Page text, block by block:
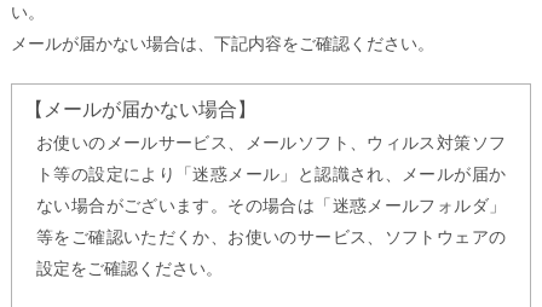
い。
メールが届かない場合は、下記内容をご確認ください。
【メールが届かない場合】
お使いのメールサービス、メールソフト、ウィルス対策ソフ
ト等の設定により「迷惑メール」と認識され、メールが届か
ない場合がございます。その場合は「迷惑メールフォルダ」
等をご確認いただくか、お使いのサービス、ソフトウェアの
設定をご確認ください。